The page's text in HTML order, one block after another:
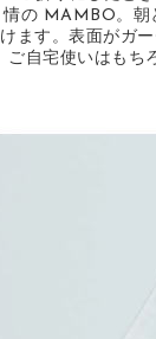
情の MAMBO。朝
けます。表面がガ
ご自宅使いはもち